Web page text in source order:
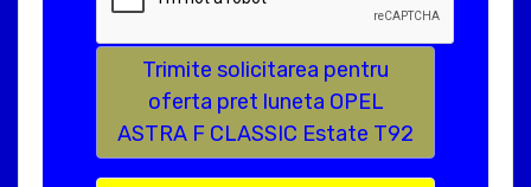
Trimite solicitarea pentru
oferta pret luneta OPEL
ASTRA F CLASSIC Estate T92